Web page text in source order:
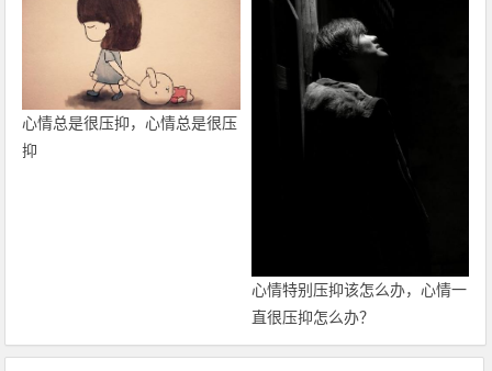
心情总是很压抑，心情总是很压
抑
心情特别压抑该怎么办，心情一
直很压抑怎么办？